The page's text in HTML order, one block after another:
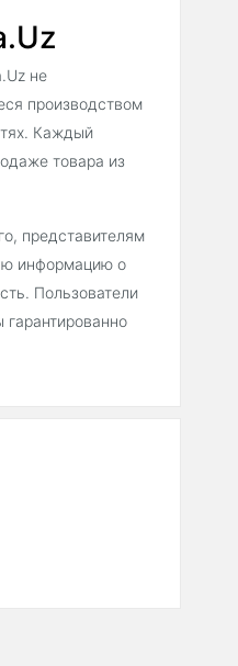
не
производством
Каждый
товара из
представителям
информацию о
Пользователи